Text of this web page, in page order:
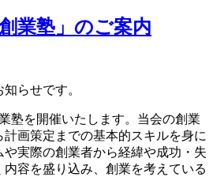
業塾」のご案内
らせです。
塾を開催いたします。当会の創業
画策定までの基本的スキルを身に
実際の創業者から経緯や成功・失
容を盛り込み、創業を考えている